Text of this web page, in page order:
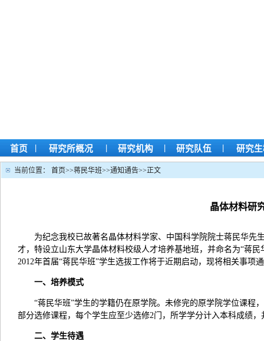
首页 | 研究所概况 | 研究机构 | 研究队伍 | 研究
当前位置： 首页>>蒋民华班>>通知通告>>正文
晶体材料研
为纪念我校已故著名晶体材料学家、中国科学院院士蒋民华
才，特设立山东大学晶体材料校级人才培养基地班，并命名为“蒋
2012年首届“蒋民华班”学生选拔工作将于近期启动，现将相关事项
一、培养模式
“蒋民华班”学生的学籍仍在原学院。未修完的原学院学位课程
部分选修课程，每个学生应至少选修2门，所学学分计入本科成绩
二、学生待遇